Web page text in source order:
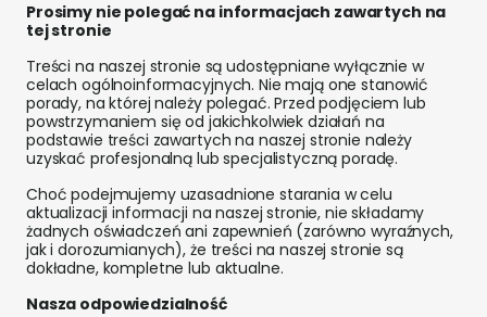
Prosimy nie polegać na informacjach zawartych na
tej stronie
Treści na naszej stronie są udostępniane wyłącznie w
celach ogólnoinformacyjnych. Nie mają one stanowić
porady, na której należy polegać. Przed podjęciem lub
powstrzymaniem się od jakichkolwiek działań na
podstawie treści zawartych na naszej stronie należy
uzyskać profesjonalną lub specjalistyczną poradę.
Choć podejmujemy uzasadnione starania w celu
aktualizacji informacji na naszej stronie, nie składamy
żadnych oświadczeń ani zapewnień (zarówno wyraźnych,
jak i dorozumianych), że treści na naszej stronie są
dokładne, kompletne lub aktualne.
Nasza odpowiedzialność